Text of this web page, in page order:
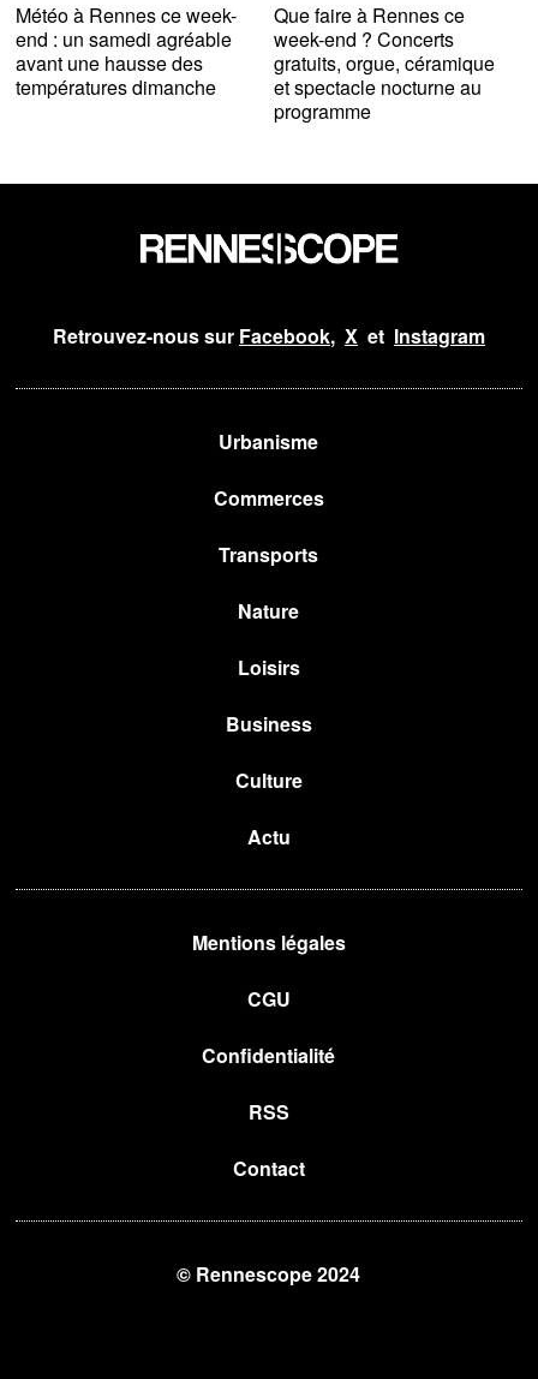
Météo à Rennes ce week-
end : un samedi agréable
avant une hausse des
températures dimanche
Que faire à Rennes ce
week-end ? Concerts
gratuits, orgue, céramique
et spectacle nocturne au
programme
Retrouvez-nous sur Facebook, Xet Instagram
Urbanisme
Commerces
Transports
Nature
Loisirs
Business
Culture
Actu
Mentions légales
CGU
Confidentialité
RSS
Contact
© Rennescope 2024